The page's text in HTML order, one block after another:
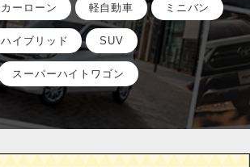
カーローン 軽自動車 ミニバン
ハイブリッド SUV
スーパーハイトワゴン